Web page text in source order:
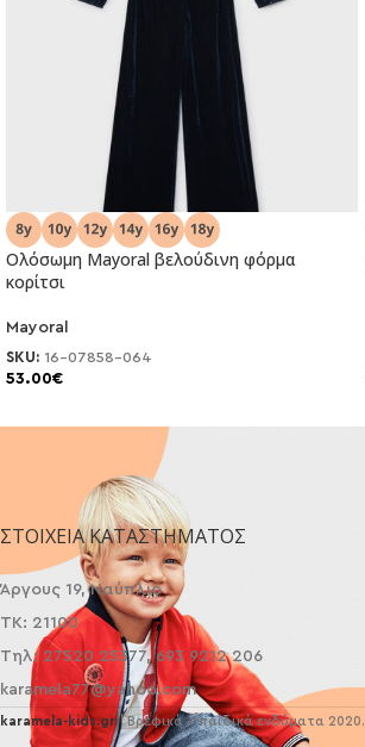
Ολόσωμη Mayoral βελούδινη φόρμα
κορίτσι
Mayoral
SKU: 16-07858-064
53.00€
ΣΤΟΙΧΕΊΑ ΚΑΤΑΣΤΉΜΑΤΟΣ
Άργους 19, Ναύπλιο
ΤΚ: 21100
Τηλ: 27520 25377, 693 9212 206
karamela77@yahoo.com
karamela-kids.gr | Βρεφικά - παιδικά ενδύματα 2020.